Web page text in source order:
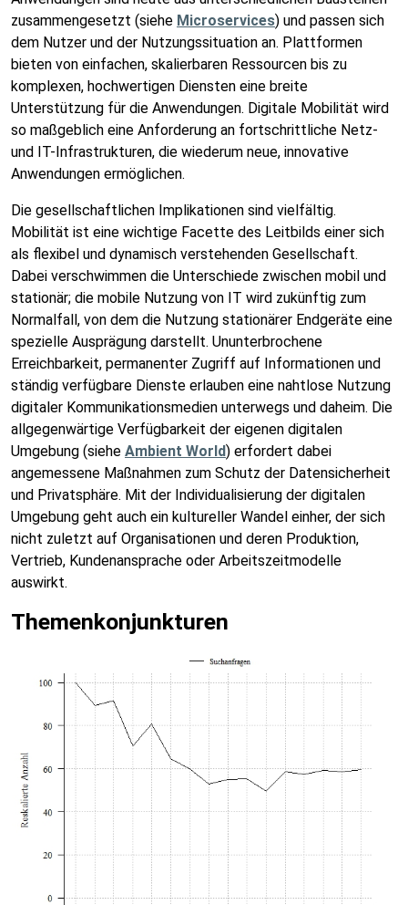
zusammengesetzt (siehe Microservices) und passen sich
dem Nutzer und der Nutzungssituation an. Plattformen
bieten von einfachen, skalierbaren Ressourcen bis zu
komplexen, hochwertigen Diensten eine breite
Unterstützung für die Anwendungen. Digitale Mobilität wird
so maßgeblich eine Anforderung an fortschrittliche Netz-
und IT-Infrastrukturen, die wiederum neue, innovative
Anwendungen ermöglichen.
Die gesellschaftlichen Implikationen sind vielfältig.
Mobilität ist eine wichtige Facette des Leitbilds einer sich
als flexibel und dynamisch verstehenden Gesellschaft.
Dabei verschwimmen die Unterschiede zwischen mobil und
stationär; die mobile Nutzung von IT wird zukünftig zum
Normalfall, von dem die Nutzung stationärer Endgeräte eine
spezielle Ausprägung darstellt. Ununterbrochene
Erreichbarkeit, permanenter Zugriff auf Informationen und
ständig verfügbare Dienste erlauben eine nahtlose Nutzung
digitaler Kommunikationsmedien unterwegs und daheim. Die
allgegenwärtige Verfügbarkeit der eigenen digitalen
Umgebung (siehe Ambient World) erfordert dabei
angemessene Maßnahmen zum Schutz der Datensicherheit
und Privatsphäre. Mit der Individualisierung der digitalen
Umgebung geht auch ein kultureller Wandel einher, der sich
nicht zuletzt auf Organisationen und deren Produktion,
Vertrieb, Kundenansprache oder Arbeitszeitmodelle
auswirkt.
Themenkonjunkturen